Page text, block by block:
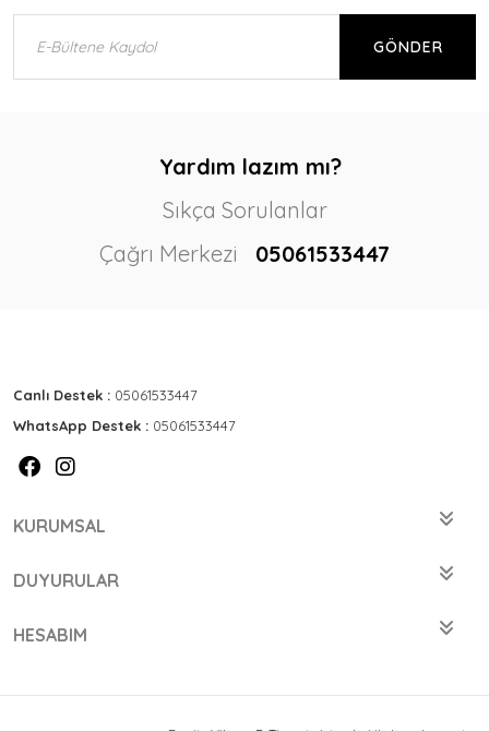
GÖNDER
Yardım lazım mı?
Sıkça Sorulanlar
Çağrı Merkezi
05061533447
Canlı Destek : 05061533447
WhatsApp Destek : 05061533447
KURUMSAL
DUYURULAR
HESABIM